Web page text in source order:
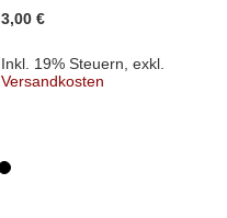
3,00 €
Inkl. 19% Steuern exkl.
Versandkosten